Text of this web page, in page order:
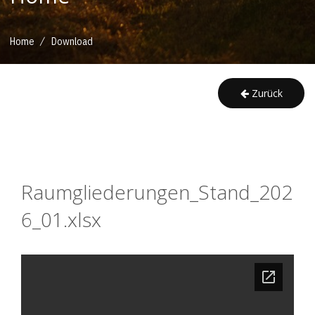
Home / Download
Zurück
Raumgliederungen_Stand_202
6_01.xlsx